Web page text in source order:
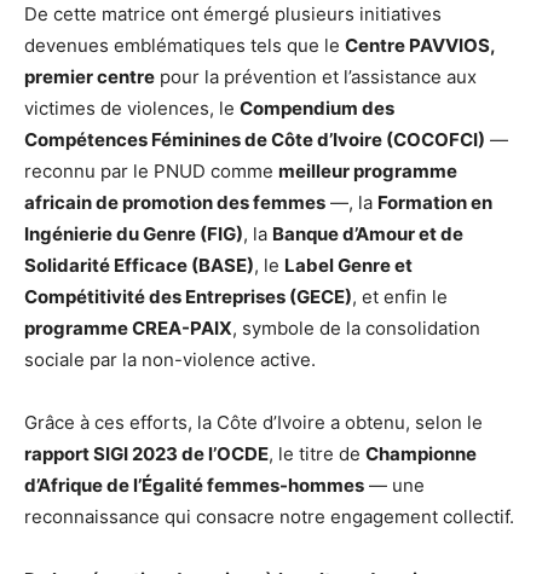
De cette matrice ont émergé plusieurs initiatives
devenues emblématiques tels que le Centre PAVVIOS,
premier centre pour la prévention et l’assistance aux
victimes de violences, le Compendium des
Compétences Féminines de Côte d’Ivoire (COCOFCI) —
reconnu par le PNUD comme meilleur programme
africain de promotion des femmes —, la Formation en
Ingénierie du Genre (FIG), la Banque d’Amour et de
Solidarité Efficace (BASE), le Label Genre et
Compétitivité des Entreprises (GECE), et enfin le
programme CREA-PAIX, symbole de la consolidation
sociale par la non-violence active.
Grâce à ces efforts, la Côte d’Ivoire a obtenu, selon le
rapport SIGI 2023 de l’OCDE, le titre de Championne
d’Afrique de l’Égalité femmes-hommes — une
reconnaissance qui consacre notre engagement collectif.